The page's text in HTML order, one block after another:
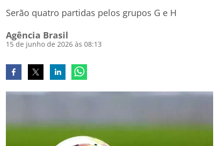
Serão quatro partidas pelos grupos G e H
Agência Brasil
15 de junho de 2026 às 08:13